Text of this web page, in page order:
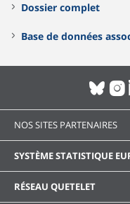
Dossier complet
Base de données
NOS SITES PARTENAIRES
SYSTÈME STATISTIQUE
RÉSEAU QUETELET